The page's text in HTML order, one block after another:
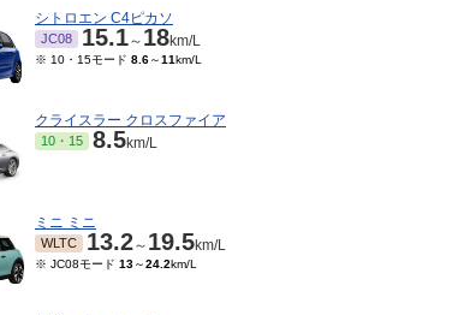
シトロエン C4ピカソ
JC08 15.1～ 18km/L
※ 10・15モード 8.6～11km/L
クライスラー クロスファイア
10・15 8.5km/L
ミニ ミニ
WLTC 13.2～ 19.5km/L
※ JC08モード 13～24.2km/L